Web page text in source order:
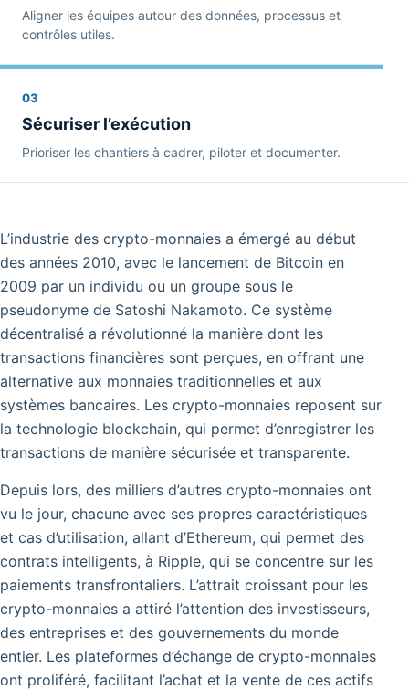
Aligner les équipes autour des données, processus et
contrôles utiles.
03
Sécuriser l’exécution
Prioriser les chantiers à cadrer, piloter et documenter.
L’industrie des crypto-monnaies a émergé au début
des années 2010, avec le lancement de Bitcoin en
2009 par un individu ou un groupe sous le
pseudonyme de Satoshi Nakamoto. Ce système
décentralisé a révolutionné la manière dont les
transactions financières sont perçues, en offrant une
alternative aux monnaies traditionnelles et aux
systèmes bancaires. Les crypto-monnaies reposent sur
la technologie blockchain, qui permet d’enregistrer les
transactions de manière sécurisée et transparente.
Depuis lors, des milliers d’autres crypto-monnaies ont
vu le jour, chacune avec ses propres caractéristiques
et cas d’utilisation, allant d’Ethereum, qui permet des
contrats intelligents, à Ripple, qui se concentre sur les
paiements transfrontaliers. L’attrait croissant pour les
crypto-monnaies a attiré l’attention des investisseurs,
des entreprises et des gouvernements du monde
entier. Les plateformes d’échange de crypto-monnaies
ont proliféré, facilitant l’achat et la vente de ces actifs